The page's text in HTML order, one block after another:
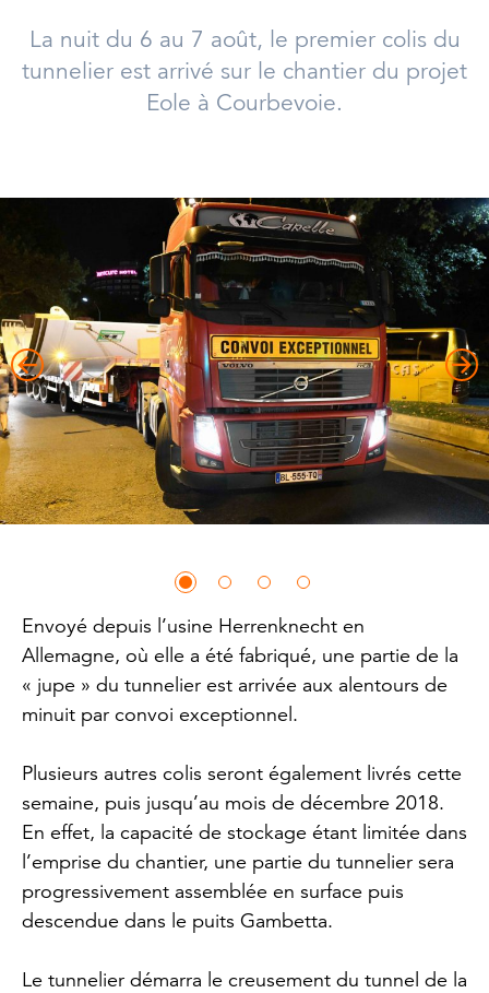
La nuit du 6 au 7 août, le premier colis du
tunnelier est arrivé sur le chantier du projet
Eole à Courbevoie.
Envoyé depuis l’usine Herrenknecht en
Allemagne, où elle a été fabriqué, une partie de la
« jupe » du tunnelier est arrivée aux alentours de
minuit par convoi exceptionnel.
Plusieurs autres colis seront également livrés cette
semaine, puis jusqu’au mois de décembre 2018.
En effet, la capacité de stockage étant limitée dans
l’emprise du chantier, une partie du tunnelier sera
progressivement assemblée en surface puis
descendue dans le puits Gambetta.
Le tunnelier démarra le creusement du tunnel de la